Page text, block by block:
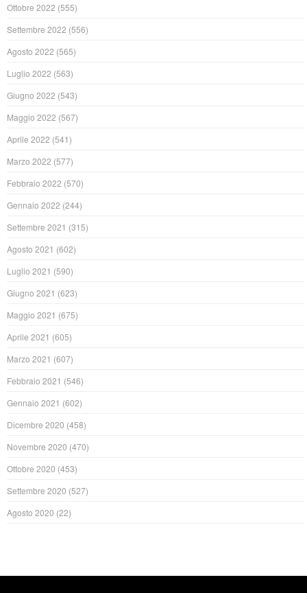
Ottobre 2022 (555)
Settembre 2022 (556)
Agosto 2022 (565)
Luglio 2022 (563)
Giugno 2022 (543)
Maggio 2022 (567)
Aprile 2022 (541)
Marzo 2022 (577)
Febbraio 2022 (570)
Gennaio 2022 (244)
Settembre 2021 (315)
Agosto 2021 (602)
Luglio 2021 (590)
Giugno 2021 (623)
Maggio 2021 (675)
Aprile 2021 (605)
Marzo 2021 (607)
Febbraio 2021 (546)
Gennaio 2021 (602)
Dicembre 2020 (458)
Novembre 2020 (470)
Ottobre 2020 (453)
Settembre 2020 (527)
Agosto 2020 (22)